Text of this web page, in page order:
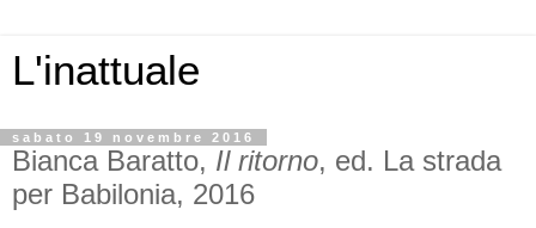
L'inattuale
sabato 19 novembre 2016
Bianca Baratto, Il ritorno, ed. La strada
per Babilonia, 2016